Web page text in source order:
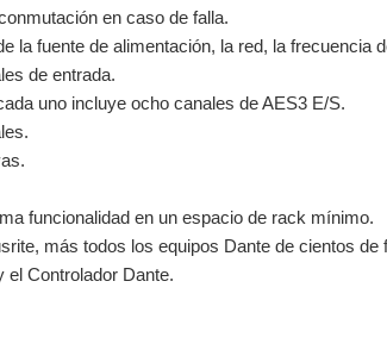
en caso de falla.
la fuente de alimentación, la red, la frecuencia
de entrada.
uno incluye ocho canales de AES3 E/S.
funcionalidad en un espacio de rack mínimo.
más todos los equipos Dante de cientos de
el Controlador Dante.